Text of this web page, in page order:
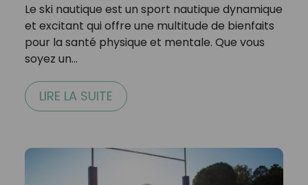
Le ski nautique est un sport nautique dynamique
et excitant qui offre une multitude de bienfaits
pour la santé physique et mentale. Que vous
soyez un…
LIRE LA SUITE